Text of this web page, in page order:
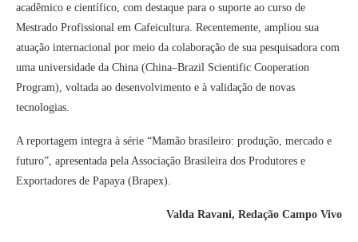
acadêmico e científico, com destaque para o suporte ao curso de
Mestrado Profissional em Cafeicultura. Recentemente, ampliou sua
atuação internacional por meio da colaboração de sua pesquisadora com
uma universidade da China (China–Brazil Scientific Cooperation
Program), voltada ao desenvolvimento e à validação de novas
tecnologias.
A reportagem integra à série “Mamão brasileiro: produção, mercado e
futuro”, apresentada pela Associação Brasileira dos Produtores e
Exportadores de Papaya (Brapex).
Valda Ravani, Redação Campo Vivo